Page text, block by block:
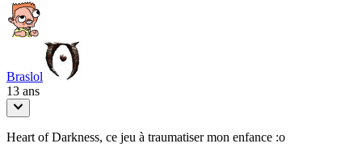
Braslol
13 ans
Heart of Darkness, ce jeu à traumatiser mon enfance :o